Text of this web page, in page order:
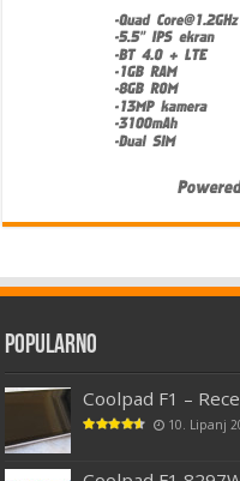
Popularno
Coolpad F1 –
10. Lipanj